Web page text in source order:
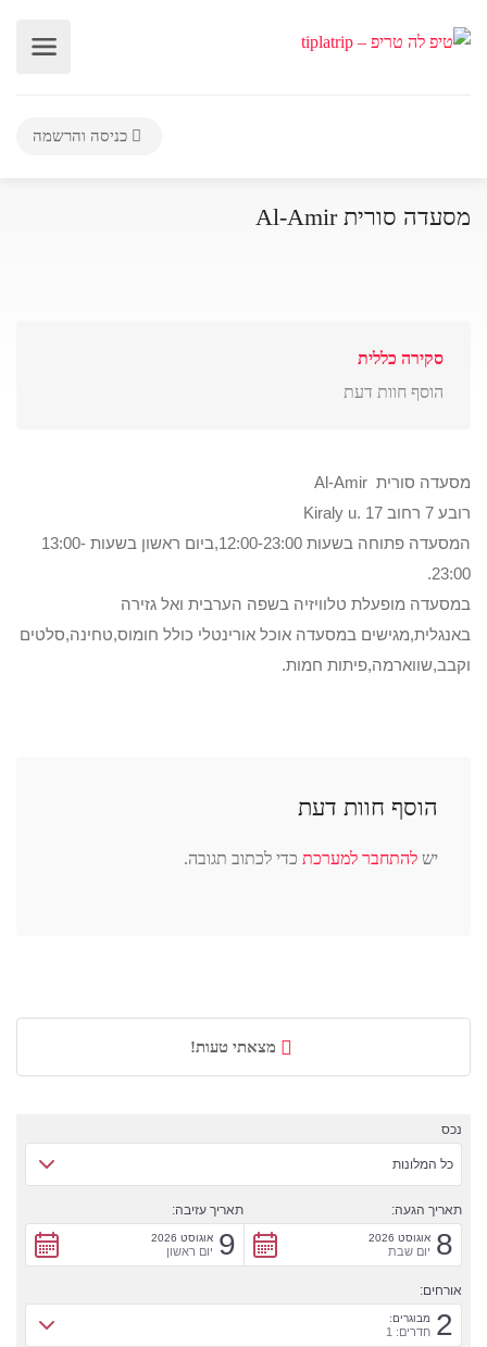
כניסה והרשמה
מסעדה סורית Al-Amir
סקירה כללית
הוסף חוות דעת
מסעדה סורית Al-Amir
רובע 7 רחוב Kiraly u. 17
המסעדה פתוחה בשעות 12:00-23:00,ביום ראשון בשעות 13:00-
23:00.
במסעדה מופעלת טלוויזיה בשפה הערבית ואל גזירה
באנגלית,מגישים במסעדה אוכל אורינטלי כולל חומוס,טחינה,סלטים
וקבב,שווארמה,פיתות חמות.
הוסף חוות דעת
יש להתחבר למערכת כדי לכתוב תגובה.
מצאתי טעות!
נכס
כל המלונות
תאריך הגעה:
8 אוגוסט 2026
יום שבת
תאריך עזיבה:
9 אוגוסט 2026
יום ראשון
אורחים:
2 מבוגרים:
חדרים: 1